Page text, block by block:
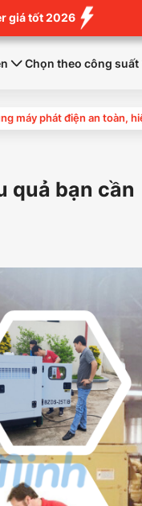
giá tốt 2026
Chọn theo công suất
máy phát điện an toàn,
quả bạn cần